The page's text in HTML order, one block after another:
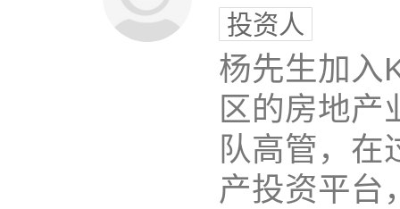
投资人
杨先生加入
区的房地产
队高管，
产投资平台